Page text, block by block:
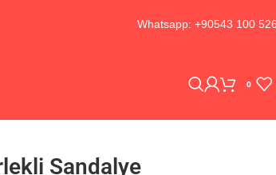
Whatsapp: +90543 100
0
Sandalye